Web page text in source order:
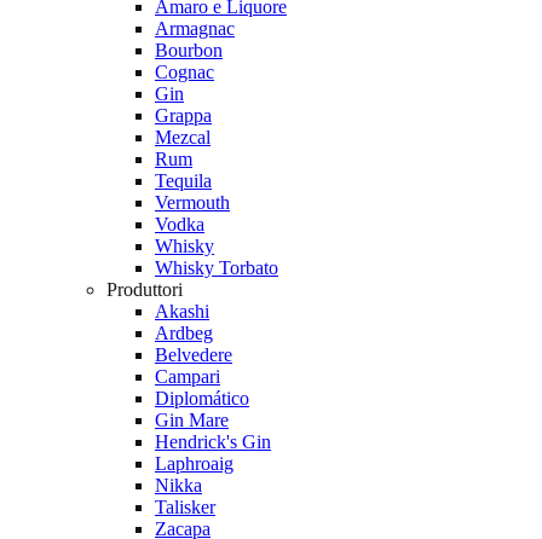
Amaro e Liquore
Armagnac
Bourbon
Cognac
Gin
Grappa
Mezcal
Rum
Tequila
Vermouth
Vodka
Whisky
Whisky Torbato
Produttori
Akashi
Ardbeg
Belvedere
Campari
Diplomático
Gin Mare
Hendrick's Gin
Laphroaig
Nikka
Talisker
Zacapa